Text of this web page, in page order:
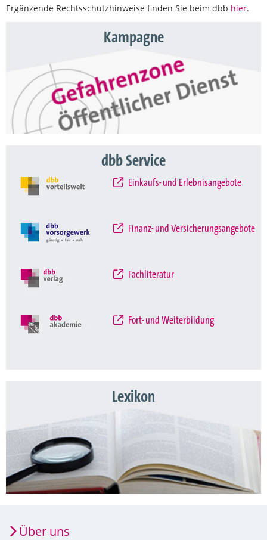
Ergänzende Rechtsschutzhinweise finden Sie beim dbb hier.
Kampagne
dbb Service
Einkaufs- und Erlebnisangebote
Finanz- und Versicherungsangebote
Fachliteratur
Fort- und Weiterbildung
Lexikon
Über uns